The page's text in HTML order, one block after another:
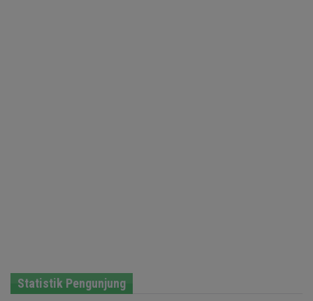
Statistik Pengunjung